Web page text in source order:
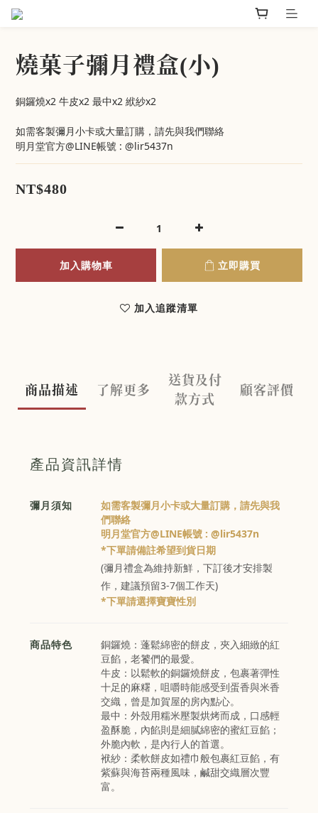
燒菓子彌月禮盒(小)
銅鑼燒x2 牛皮x2 最中x2 絥紗x2
如需客製彌月小卡或大量訂購，請先與我們聯絡
明月堂官方@LINE帳號 : @lir5437n
NT$480
加入購物車 立即購買
加入追蹤清單
商品描述 了解更多
送貨及付
款方式
顧客評價
產品資訊詳情
彌月須知
如需客製彌月小卡或大量訂購，請先與我
們聯絡
明月堂官方@LINE帳號 : @lir5437n
*下單請備註希望到貨日期
(彌月禮盒為維持新鮮，下訂後才安排製
作，建議預留3-7個工作天)
*下單請選擇寶寶性別
商品特色
銅鑼燒：蓬鬆綿密的餅皮，夾入細緻的紅
豆餡，老饕們的最愛。
牛皮：以鬆軟的銅鑼燒餅皮，包裹著彈性
十足的麻糬，咀嚼時能感受到蛋香與米香
交織，曾是加賀屋的房內點心。
最中：外殼用糯米壓製烘烤而成，口感輕
盈酥脆，內餡則是細膩綿密的蜜紅豆餡；
外脆內軟，是內行人的首選。
袱紗：柔軟餅皮如禮巾般包裹紅豆餡，有
紫蘇與海苔兩種風味，鹹甜交織層次豐
富。